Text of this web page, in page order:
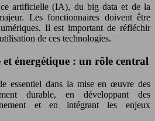
artificielle (IA), du big data et de la
Les fonctionnaires doivent être
Il est important de réfléchir
de ces technologies.
énergétique : un rôle central
essentiel dans la mise en œuvre des
durable, en développant des
et en intégrant les enjeux